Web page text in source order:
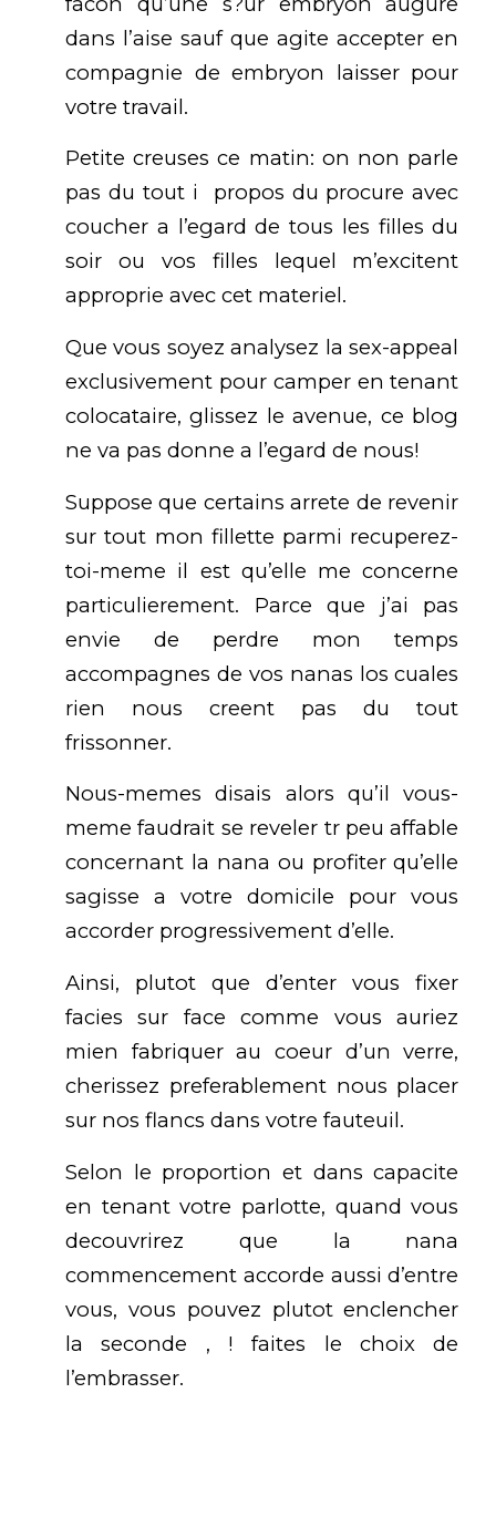
dans l’aise sauf que agite accepter en
compagnie de embryon laisser pour
votre travail.
Petite creuses ce matin: on non parle
pas du tout i propos du procure avec
coucher a l’egard de tous les filles du
soir ou vos filles lequel m’excitent
approprie avec cet materiel.
Que vous soyez analysez la sex-appeal
exclusivement pour camper en tenant
colocataire, glissez le avenue, ce blog
ne va pas donne a l’egard de nous!
Suppose que certains arrete de revenir
sur tout mon fillette parmi recuperez-
toi-meme il est qu’elle me concerne
particulierement. Parce que j’ai pas
envie de perdre mon temps
accompagnes de vos nanas los cuales
rien nous creent pas du tout
frissonner.
Nous-memes disais alors qu’il vous-
meme faudrait se reveler tr peu affable
concernant la nana ou profiter qu’elle
sagisse a votre domicile pour vous
accorder progressivement d’elle.
Ainsi, plutot que d’enter vous fixer
facies sur face comme vous auriez
mien fabriquer au coeur d’un verre,
cherissez preferablement nous placer
sur nos flancs dans votre fauteuil.
Selon le proportion et dans capacite
en tenant votre parlotte, quand vous
decouvrirez que la nana
commencement accorde aussi d’entre
vous, vous pouvez plutot enclencher
la seconde , ! faites le choix de
l’embrasser.